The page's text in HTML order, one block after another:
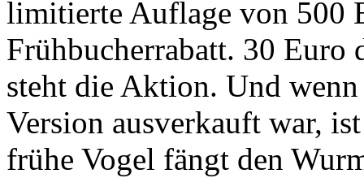
limitierte Auflage von 500
Frühbucherrabatt. 30 Euro
steht die Aktion. Und
Version ausverkauft war,
frühe Vogel fängt den